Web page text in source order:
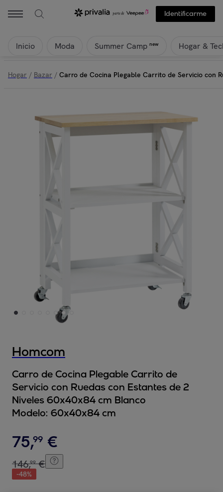
Identificarme
Inicio Moda Summer Camp new Hogar &
Hogar / Bazar / Carro de Cocina Plegable Carrito de Servicio con
Homcom
Carro de Cocina Plegable Carrito de
Servicio con Ruedas con Estantes de 2
Niveles 60x40x84 cm Blanco
Modelo: 60x40x84 cm
75,99 €
146,99 €
-48%